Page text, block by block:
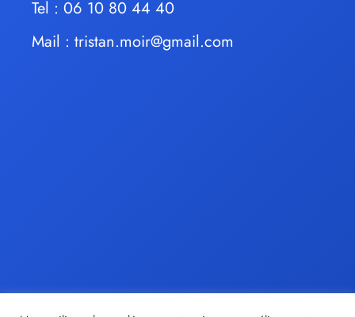
Tel : 06 10 80 44 40
Mail : tristan.moir@gmail.com